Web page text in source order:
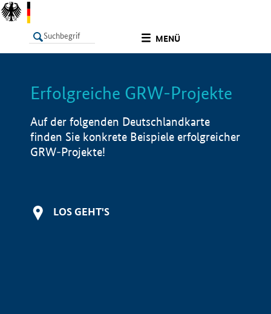
MENÜ
LISTE Info
Erfolgreiche GRW-Projekte
Auf der folgenden Deutschlandkarte
finden Sie konkrete Beispiele erfolgreicher
GRW-Projekte!
LOS GEHT'S